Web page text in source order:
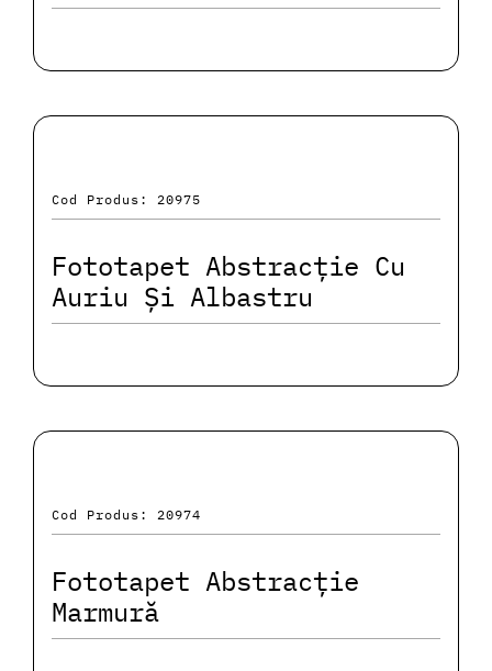
Cod Produs: 20975
Fototapet Abstracție Cu
Auriu Și Albastru
Cod Produs: 20974
Fototapet Abstracție
Marmură